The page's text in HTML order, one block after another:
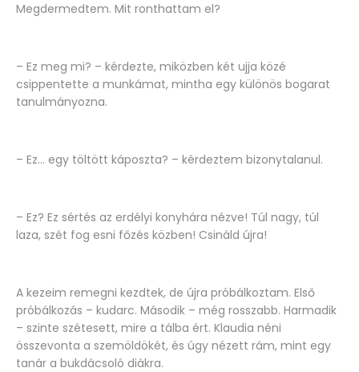
Megdermedtem. Mit ronthattam el?
– Ez meg mi? – kérdezte, miközben két ujja közé
csippentette a munkámat, mintha egy különös bogarat
tanulmányozna.
– Ez… egy töltött káposzta? – kérdeztem bizonytalanul.
– Ez? Ez sértés az erdélyi konyhára nézve! Túl nagy, túl
laza, szét fog esni főzés közben! Csináld újra!
A kezeim remegni kezdtek, de újra próbálkoztam. Első
próbálkozás – kudarc. Második – még rosszabb. Harmadik
– szinte szétesett, mire a tálba ért. Klaudia néni
összevonta a szemöldökét, és úgy nézett rám, mint egy
tanár a bukdácsoló diákra.